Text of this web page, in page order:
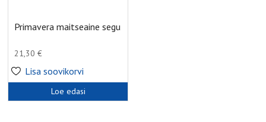
Primavera maitseaine segu
21,30€
Lisa soovikorvi
Loe edasi